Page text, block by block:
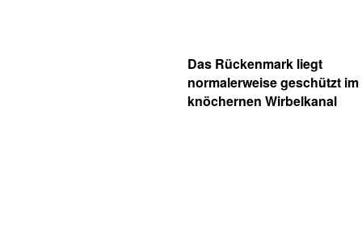
Das Rückenmark liegt
normalerweise geschützt im
knöchernen Wirbelkanal